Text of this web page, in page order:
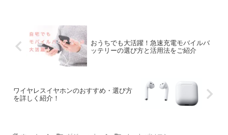
おうちでも大活躍！急速充電モバイルバ
ッテリーの選び方と活用法をご紹介
ワイヤレスイヤホンのおすすめ・選び方
を詳しく紹介！